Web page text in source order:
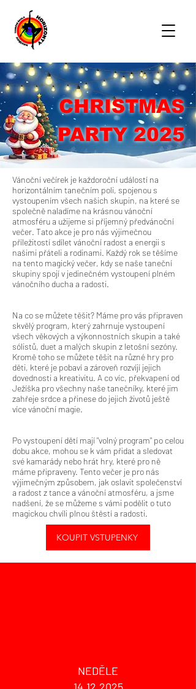
CHRISTMAS
PARTY 2025
Vánoční večírek je každoroční událostí na
horizontálním tanečním poli, spojenou s
vystoupením všech našich skupin, na které se
společně naladíme na krásnou vánoční
atmosféru a užijeme si příjemný předvánoční
večer. Tato akce je pro nás výjimečnou
příležitostí sdílet vánoční radost a energii s
našimi přáteli a rodinami. Každý rok se těšíme
na tento magický večer, kdy se naše taneční
skupiny spojí v jedinečném vystoupení plném
vánočního ducha a radosti.
Na co se můžete těšit? Máme pro vás připraven
skvělý program, který zahrnuje vystoupení
všech věkových a výkonnostních skupin a také
sólistů, duet a malých skupin z letošní sezóny.
Kromě toho se můžete těšit na různé hry pro
děti, které je pobaví a zároveň rozvíjí jejich
dovednosti a kreativitu. A co víc, překvapení od
Ježíška pro všechny naše tanečníky, které jim
zahřeje srdce a přinese do jejich životů ještě
více vánoční magie.
Po vystoupení dětí mají "volný program" po celou
dobu akce, mohou se k vám přidat a sledovat
své kamarády nebo hrát hry, které pro ně
máme připraveny. Tento večer je pro nás
výjimečným způsobem, jak oslavit společenství
a radost z tance a vánoční atmosféru, a jsme
nadšení, že se můžeme s vámi podělit o tuto
magickou chvíli plnou štěstí a radosti.
KOUPIT VSTUPENKY
NEDĚLE